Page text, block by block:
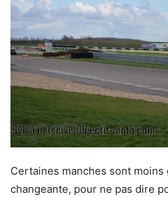
Certaines manches sont moins
changeante, pour ne pas dire